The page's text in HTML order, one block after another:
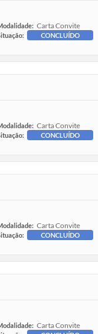
Carta Convite
CONCLUÍDO
Carta Convite
CONCLUÍDO
Carta Convite
CONCLUÍDO
Carta Convite